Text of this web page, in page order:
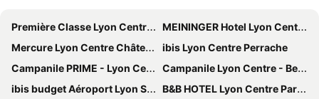
Première Classe Lyon Centre Gare Part Dieu
MEININGER Hotel Lyon Centre Berthelot
Mercure Lyon Centre Château Perrache
ibis Lyon Centre Perrache
Campanile PRIME - Lyon Centre Gare Part Dieu
Campanile Lyon Centre - Berges du Rhône
ibis budget Aéroport Lyon Saint Exupéry
B&B HOTEL Lyon Centre Part-Dieu Gambetta